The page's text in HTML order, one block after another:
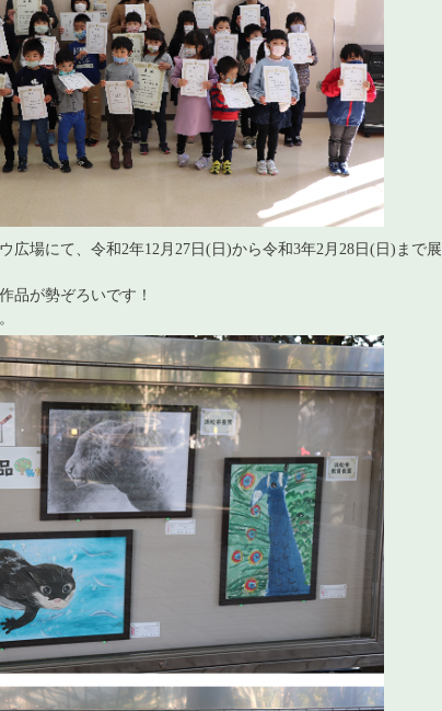
広場にて、令和2年12月27日(日)から令和3年2月28日(日)まで展
品が勢ぞろいです！